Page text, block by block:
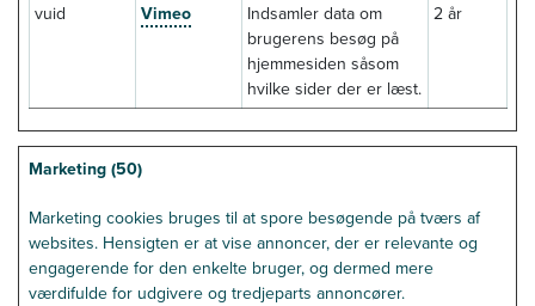
vuid Vimeo
Indsamler data om
brugerens besøg på
hjemmesiden såsom
hvilke sider der er læst.
2 år
Marketing (50)
Marketing cookies bruges til at spore besøgende på tværs af
websites. Hensigten er at vise annoncer, der er relevante og
engagerende for den enkelte bruger, og dermed mere
værdifulde for udgivere og tredjeparts annoncører.